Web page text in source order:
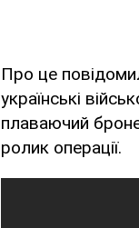
Про це
українські
плаваючий
ролик операції.